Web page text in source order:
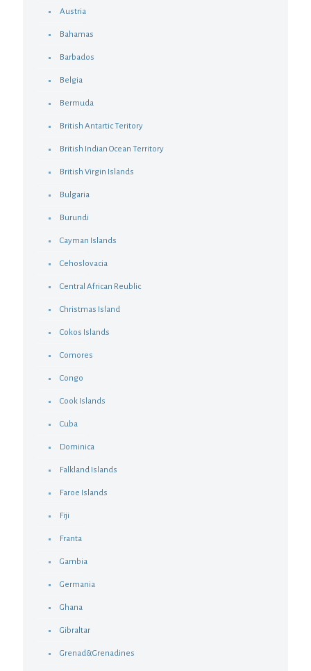
Austria
Bahamas
Barbados
Belgia
Bermuda
British Antartic Teritory
British Indian Ocean Territory
British Virgin Islands
Bulgaria
Burundi
Cayman Islands
Cehoslovacia
Central African Reublic
Christmas Island
Cokos Islands
Comores
Congo
Cook Islands
Cuba
Dominica
Falkland Islands
Faroe Islands
Fiji
Franta
Gambia
Germania
Ghana
Gibraltar
Grenad&Grenadines